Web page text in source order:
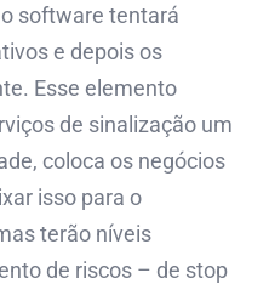
software tentará
e depois os
Esse elemento
de sinalização um
coloca os negócios
isso para o
terão níveis
de riscos – de stop